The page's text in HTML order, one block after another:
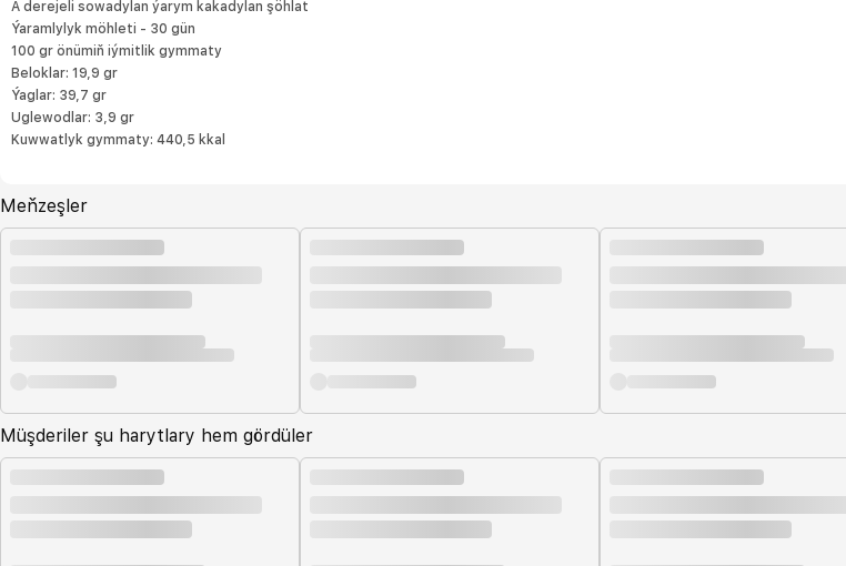
A derejeli sowadylan ýarym kakadylan şöhlat
Ýaramlylyk möhleti - 30 gün
100 gr önümiň iýmitlik gymmaty
Beloklar: 19,9 gr
Ýaglar: 39,7 gr
Uglewodlar: 3,9 gr
Kuwwatlyk gymmaty: 440,5 kkal
Meňzeşler
Müşderiler şu harytlary hem gördüler